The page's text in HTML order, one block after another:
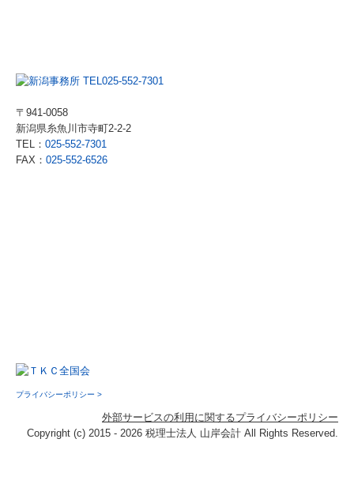
〒941-0058
新潟県糸魚川市寺町2-2-2
TEL： 025-552-7301
FAX： 025-552-6526
プライバシーポリシー >
外部サービスの利用に関するプライバシーポリシー
Copyright (c) 2015 - 2026 税理士法人 山岸会計 All Rights Reserved.